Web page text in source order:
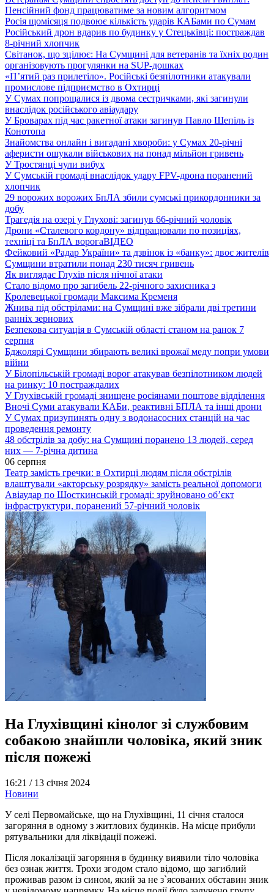
Пенсійний фонд працюватиме за новим алгоритмом
Росія щомісяця подвоює кількість ударів КАБами по Сумам
Російський дрон вдарив по будинку у Стецьківці: постраждав
8-річний хлопчик
Світанок, що зцілює: На Сумщині для ветеранів та їхніх родин
організовують прогулянки на SUP-дошках
«П’ятий раз прилетіло». Російські безпілотники атакували
промислове підприємство в Охтирці
У Сумах попрощалися із двома сестричками, які загинули
внаслідок російського авіаудару
У Броварах під час ракетної атаки загинув Павло Шепіль із
Конотопа
Знайомства онлайн і вигадані хвороби: у Сумах 20-річні
аферисти ошукали військових на понад мільйон гривень
У Тростянці чули вибух
У Сумській громаді внаслідок удару FPV-дрона поранений
хлопчик
29 ворожих ворожих БпЛА збили сумські прикордонники за
добу
Трагедія на озері у Глухові: загинув 66-річний чоловік
Дрони «Сталевого кордону» відпрацювали по позиціях,
техніці та БпЛА ворогаВІДЕО
Фейковий «Радар України» та дзвінок із «банку»: двоє жителів
Сумщини втратили понад 230 тисяч гривень
Як виглядає Глухів після нічної атаки
Стало відомо про загибель 22-річного захисника з
Кролевецької громади Максима Кременя
Жнива під обстрілами: на Сумщині вже зібрали дві третини
ранніх зернових
Безпекова ситуація в Сумській області станом на ранок 7
серпня
Бджолярі Сумщини збирають великі врожаї меду попри умови
війни
У Білопільській громаді ворог атакував безпілотником людей
на ринку: 10 постраждалих
У Глухівській громаді знищене росіянами поштове відділення
Вночі Суми атакували КАБи, реактивні БПЛА та інші дрони
У Сумах призупинять одну з водонасосних станцій на час
проведення ремонту
48 обстрілів за добу: на Сумщині поранено 13 людей, серед
них — 7-річна дитина
06 серпня
Театр замість гречки: в Охтирці людям після обстрілів
влаштували «акторську розрядку» замість реальної допомоги
Авіаудар по Шосткинській громаді: зруйновано об’єкт
інфраструктури, поранений 57-річний чоловік
На Глухівщині кінолог зі службовим
собакою знайшли чоловіка, який зник
після пожежі
16:21 / 13 січня 2024
Новини
У селі Первомайське, що на Глухівщині, 11 січня сталося
загоряння в одному з житлових будинків. На місце прибули
рятувальники для ліквідації пожежі.
Після локалізації загоряння в будинку виявили тіло чоловіка
без ознак життя. Трохи згодом стало відомо, що загиблий
проживав разом із сином, який за не з`ясованих обставин зник